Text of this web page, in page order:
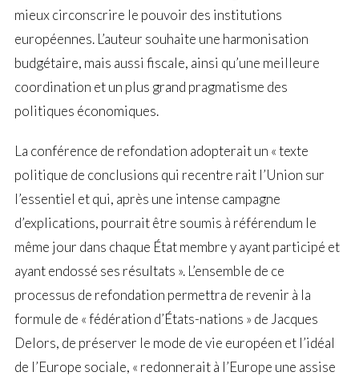
mieux circonscrire le pouvoir des institutions
européennes. L’auteur souhaite une harmonisation
budgétaire, mais aussi fiscale, ainsi qu’une meilleure
coordination et un plus grand pragmatisme des
politiques économiques.
La conférence de refondation adopterait un « texte
politique de conclusions qui recentre rait l’Union sur
l’essentiel et qui, après une intense campagne
d’explications, pourrait être soumis à référendum le
même jour dans chaque État membre y ayant participé et
ayant endossé ses résultats ». L’ensemble de ce
processus de refondation permettra de revenir à la
formule de « fédération d’États-nations » de Jacques
Delors, de préserver le mode de vie européen et l’idéal
de l’Europe sociale, « redonnerait à l’Europe une assise